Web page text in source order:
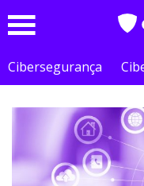
Cibersegurança